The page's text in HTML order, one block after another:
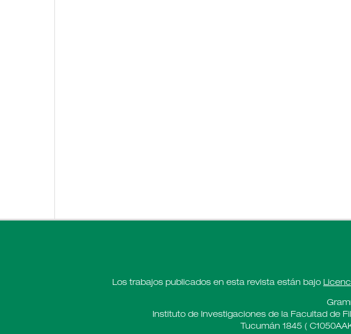
Los trabajos publicados en esta revista están bajo
Instituto de Investigaciones de la Facultad de
Tucumán 1845 (